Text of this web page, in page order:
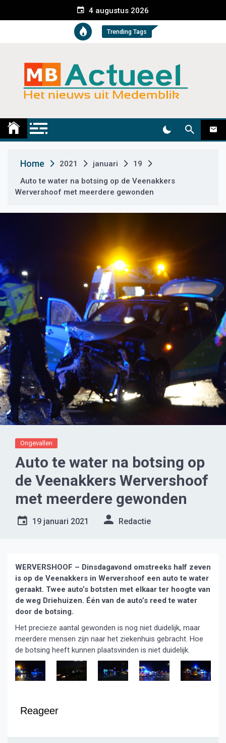
e
t
4 augustus 2026
Trending Tags
Medemblik Actueel
Home 2021 januari
19
Auto te water na botsing op de Veenakkers
Wervershoof met meerdere gewonden
Ongevallen
Auto te water na botsing op
de Veenakkers Wervershoof
met meerdere gewonden
19 januari 2021 Redactie
WERVERSHOOF – Dinsdagavond omstreeks half zeven
is op de Veenakkers in Wervershoof een auto te water
geraakt. Twee auto’s botsten met elkaar ter hoogte van
de weg Driehuizen. Één van de auto’s reed te water
door de botsing.
Het precieze aantal gewonden is nog niet duidelijk, maar
meerdere mensen zijn naar het ziekenhuis gebracht. Hoe
de botsing heeft kunnen plaatsvinden is niet duidelijk.
Reageer